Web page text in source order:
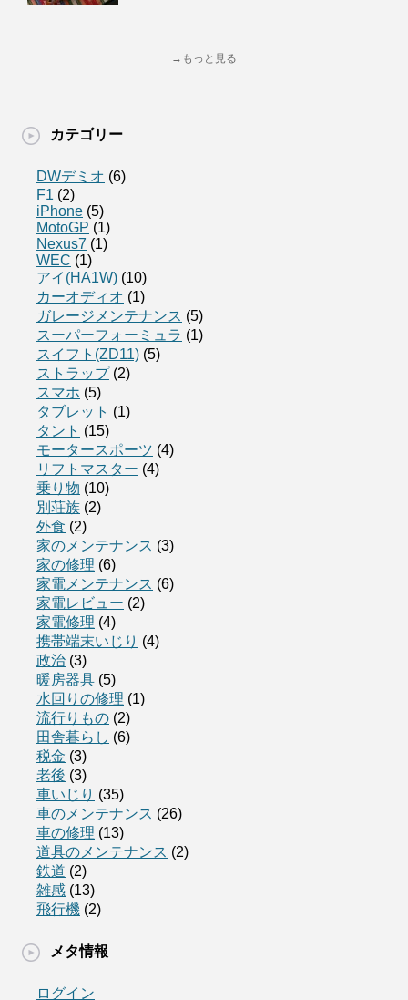
→もっと見る
カテゴリー
DWデミオ (6)
F1 (2)
iPhone (5)
MotoGP (1)
Nexus7 (1)
WEC (1)
アイ(HA1W) (10)
カーオディオ (1)
ガレージメンテナンス (5)
スーパーフォーミュラ (1)
スイフト(ZD11) (5)
ストラップ(2)
スマホ (5)
タブレット (1)
タント (15)
モータースポーツ (4)
リフトマスター (4)
乗り物 (10)
別荘族 (2)
外食 (2)
家のメンテナンス (3)
家の修理 (6)
家電メンテナンス (6)
家電レビュー (2)
家電修理 (4)
携帯端末いじり (4)
政治 (3)
暖房器具 (5)
水回りの修理 (1)
流行りもの (2)
田舎暮らし (6)
税金 (3)
老後 (3)
車いじり (35)
車のメンテナンス (26)
車の修理 (13)
道具のメンテナンス (2)
鉄道 (2)
雑感 (13)
飛行機 (2)
メタ情報
ログイン